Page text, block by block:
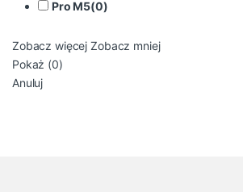
Pro M5(0)
Zobacz więcej Zobacz mniej
Pokaż (0)
Anuluj